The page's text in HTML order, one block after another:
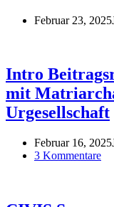
Februar 23, 2025
Intro
mit
Urgesellschaft
Februar 16, 2025
3 Kommentare